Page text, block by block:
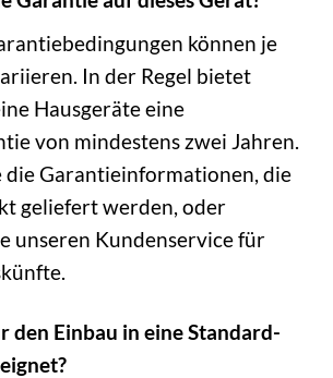
können je
In der Regel bietet
Hausgeräte eine
von mindestens zwei Jahren.
die Garantieinformationen, die
geliefert werden, oder
unseren Kundenservice für
den Einbau in eine Standard-